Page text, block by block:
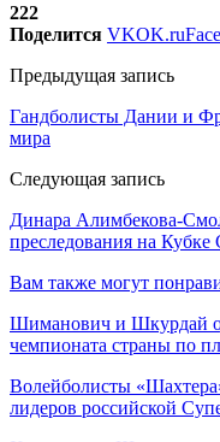
222
Поделится VKOK.ru
Предыдущая запись
Гандболисты Дании и
мира
Следующая запись
Динара Алимбекова-
преследования на Кубке
Вам также могут
Шиманович и Шкурдай
чемпионата страны по
Волейболисты
лидеров российской